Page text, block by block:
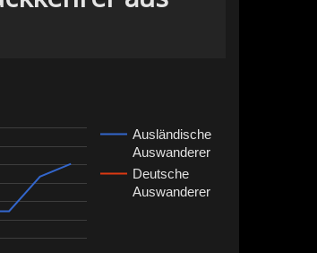
Ausländische
Auswanderer
Deutsche
Auswanderer